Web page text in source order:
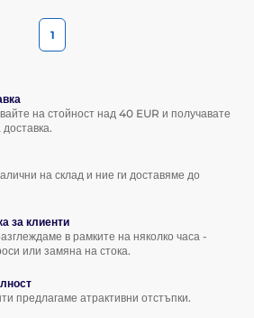
1
на стойност над 40 EUR и получавате
на склад и ние ги доставяме до
за клиенти
в рамките на няколко часа -
или замяна на стока.
предлагаме атрактивни отстъпки.